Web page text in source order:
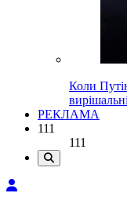
Коли
РЕКЛАМА
111
111